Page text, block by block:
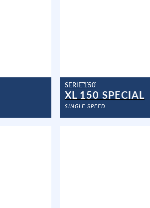
SERIE 150
XL 150 SPECIAL
SINGLE SPEED